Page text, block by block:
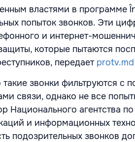
властями в программе
попыток звонков. Эти
и интернет-
которые пытаются
передает protv.md
такие звонки фильтруются
связи, однако не все
Национального агентства
и информационных
подозрительных звонков